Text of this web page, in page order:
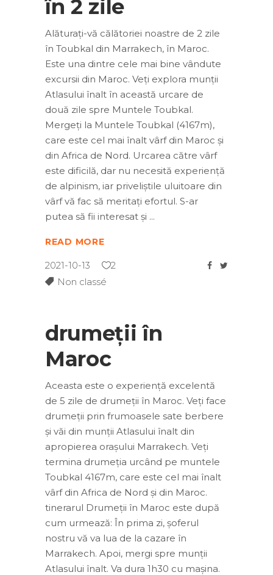
în 2 zile
Alăturați-vă călătoriei noastre de 2 zile
în Toubkal din Marrakech, în Maroc.
Este una dintre cele mai bine vândute
excursii din Maroc. Veți explora munții
Atlasului înalt în această urcare de
două zile spre Muntele Toubkal.
Mergeți la Muntele Toubkal (4167m),
care este cel mai înalt vârf din Maroc și
din Africa de Nord. Urcarea către vârf
este dificilă, dar nu necesită experiență
de alpinism, iar priveliștile uluitoare din
vârf vă fac să meritați efortul. S-ar
putea să fii interesat și
READ MORE
2021-10-13
2
Non classé
drumeții în
Maroc
Aceasta este o experiență excelentă
de 5 zile de drumeții în Maroc. Veți face
drumeții prin frumoasele sate berbere
și văi din munții Atlasului înalt din
apropierea orașului Marrakech. Veți
termina drumeția urcând pe muntele
Toubkal 4167m, care este cel mai înalt
vârf din Africa de Nord și din Maroc.
tinerarul Drumeții în Maroc este după
cum urmează: În prima zi, șoferul
nostru vă va lua de la cazare în
Marrakech. Apoi, mergi spre munții
Atlasului înalt. Va dura 1h30 cu mașina.